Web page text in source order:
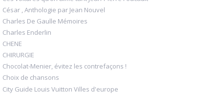
César , Anthologie par Jean Nouvel
Charles De Gaulle Mémoires
Charles Enderlin
CHENE
CHIRURGIE
Chocolat-Menier, évitez les contrefaçons !
Choix de chansons
City Guide Louis Vuitton Villes d'europe